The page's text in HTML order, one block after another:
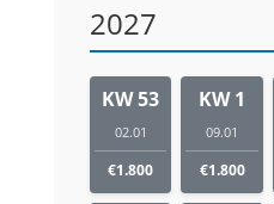
2027
KW 53
02.01
€1.800
KW 1
09.01
€1.800